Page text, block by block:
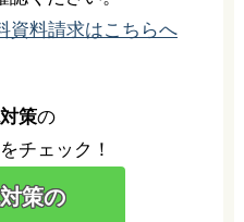
資料請求はこちらへ
策の
をチェック！
策の